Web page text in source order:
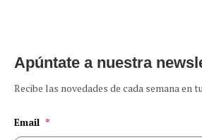
Apúntate a nuestra
Recibe las novedades de cada semana en
Email *